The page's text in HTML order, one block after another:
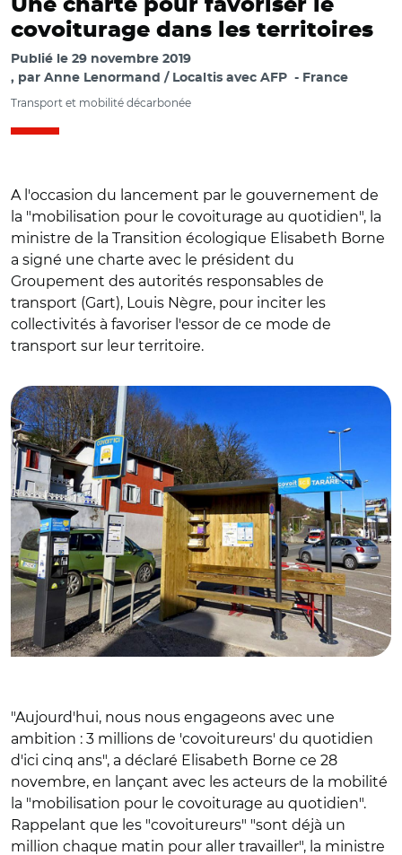
Une charte pour favoriser le
covoiturage dans les territoires
Publié le 29 novembre 2019
par Anne Lenormand / Localtis avec AFP France
Transport et mobilité décarbonée
A l'occasion du lancement par le gouvernement de
la "mobilisation pour le covoiturage au quotidien", la
ministre de la Transition écologique Elisabeth Borne
a signé une charte avec le président du
Groupement des autorités responsables de
transport (Gart), Louis Nègre, pour inciter les
collectivités à favoriser l'essor de ce mode de
transport sur leur territoire.
"Aujourd'hui, nous nous engageons avec une
ambition : 3 millions de 'covoitureurs' du quotidien
d'ici cinq ans", a déclaré Elisabeth Borne ce 28
novembre, en lançant avec les acteurs de la mobilité
la "mobilisation pour le covoiturage au quotidien".
Rappelant que les "covoitureurs" "sont déjà un
million chaque matin pour aller travailler", la ministre